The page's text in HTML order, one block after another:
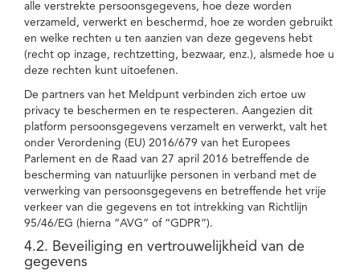
alle verstrekte persoonsgegevens, hoe deze worden
verzameld, verwerkt en beschermd, hoe ze worden gebruikt
en welke rechten u ten aanzien van deze gegevens hebt
(recht op inzage, rechtzetting, bezwaar, enz.), alsmede hoe u
deze rechten kunt uitoefenen.
De partners van het Meldpunt verbinden zich ertoe uw
privacy te beschermen en te respecteren. Aangezien dit
platform persoonsgegevens verzamelt en verwerkt, valt het
onder Verordening (EU) 2016/679 van het Europees
Parlement en de Raad van 27 april 2016 betreffende de
bescherming van natuurlijke personen in verband met de
verwerking van persoonsgegevens en betreffende het vrije
verkeer van die gegevens en tot intrekking van Richtlijn
95/46/EG (hierna “AVG” of “GDPR”).
4.2. Beveiliging en vertrouwelijkheid van de
gegevens